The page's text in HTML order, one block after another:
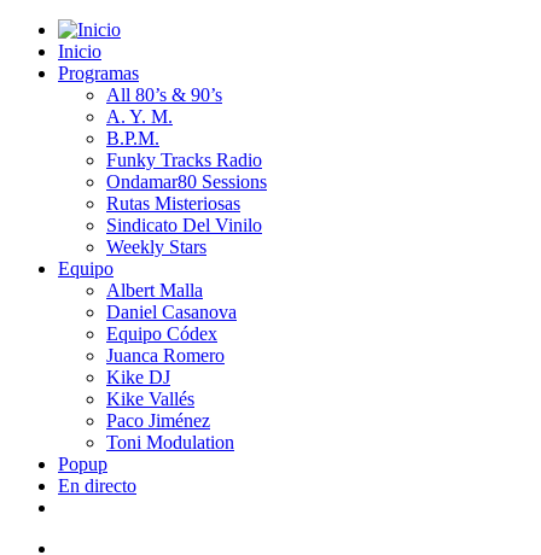
Inicio
Programas
All 80’s & 90’s
A. Y. M.
B.P.M.
Funky Tracks Radio
Ondamar80 Sessions
Rutas Misteriosas
Sindicato Del Vinilo
Weekly Stars
Equipo
Albert Malla
Daniel Casanova
Equipo Códex
Juanca Romero
Kike DJ
Kike Vallés
Paco Jiménez
Toni Modulation
Popup
En directo